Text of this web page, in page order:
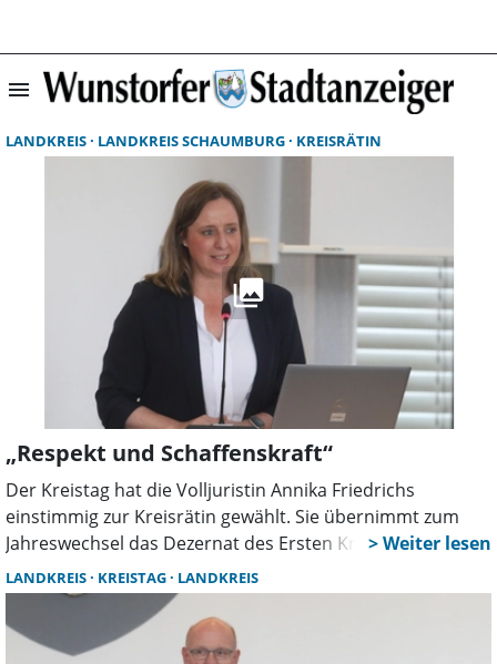
menu
LANDKREIS LANDKREIS SCHAUMBURG KREISRÄTIN
„Respekt und Schaffenskraft“
Der Kreistag hat die Volljuristin Annika Friedrichs
einstimmig zur Kreisrätin gewählt. Sie übernimmt zum
Jahreswechsel das Dezernat des Ersten Kreisrates Klaus
Heimann in der Kreisverwaltung, der in den Ruhestand
geht.
LANDKREIS KREISTAG LANDKREIS